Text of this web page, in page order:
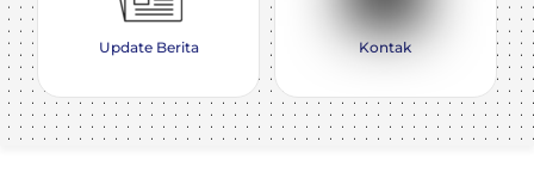
Update Berita Kontak